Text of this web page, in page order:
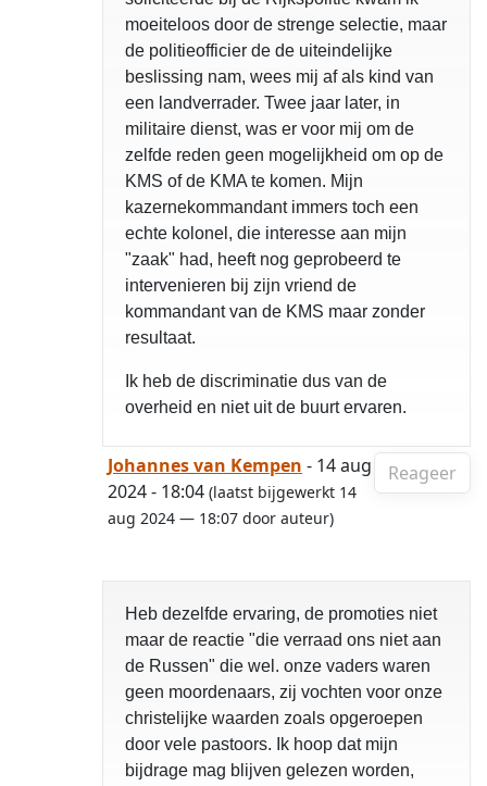
moeiteloos door de strenge selectie, maar
de politieofficier de de uiteindelijke
beslissing nam, wees mij af als kind van
een landverrader. Twee jaar later, in
militaire dienst, was er voor mij om de
zelfde reden geen mogelijkheid om op de
KMS of de KMA te komen. Mijn
kazernekommandant immers toch een
echte kolonel, die interesse aan mijn
"zaak" had, heeft nog geprobeerd te
intervenieren bij zijn vriend de
kommandant van de KMS maar zonder
resultaat.
Ik heb de discriminatie dus van de
overheid en niet uit de buurt ervaren.
Reageer
Johannes van Kempen - 14 aug
2024 - 18:04 (laatst bijgewerkt 14
aug 2024 — 18:07 door auteur)
Heb dezelfde ervaring, de promoties niet
maar de reactie "die verraad ons niet aan
de Russen" die wel. onze vaders waren
geen moordenaars, zij vochten voor onze
christelijke waarden zoals opgeroepen
door vele pastoors. Ik hoop dat mijn
bijdrage mag blijven gelezen worden,